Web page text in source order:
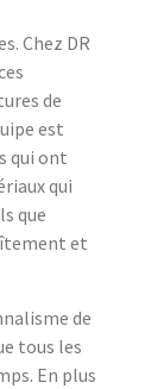
Chez DR
de
est
qui ont
qui
que
et
de
tous les
En plus